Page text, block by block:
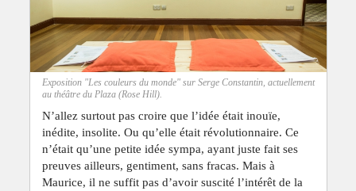
Exposition "Les couleurs du monde" sur Serge Constantin, actuellement
au théâtre du Plaza (Rose Hill).
N’allez surtout pas croire que l’idée était inouïe,
inédite, insolite. Ou qu’elle était révolutionnaire. Ce
n’était qu’une petite idée sympa, ayant juste fait ses
preuves ailleurs, gentiment, sans fracas. Mais à
Maurice, il ne suffit pas d’avoir suscité l’intérêt de la